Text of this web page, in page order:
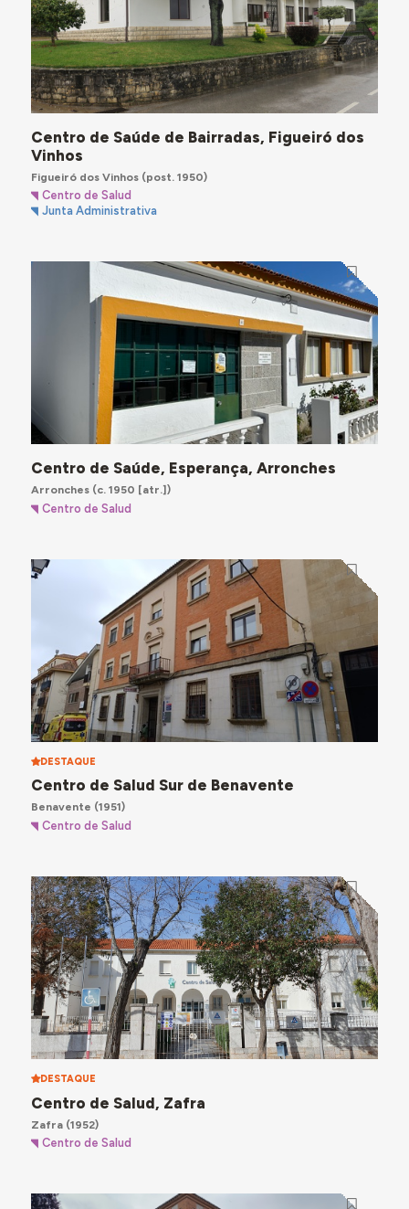
Centro de Saúde de Bairradas, Figueiró dos
Vinhos
Figueiró dos Vinhos(post. 1950)
Centro de Salud
Junta Administrativa
Centro de Saúde, Esperança, Arronches
Arronches(c. 1950 [atr.])
Centro de Salud
DESTAQUE
Centro de Salud Sur de Benavente
Benavente (1951)
Centro de Salud
DESTAQUE
Centro de Salud, Zafra
Zafra(1952)
Centro de Salud